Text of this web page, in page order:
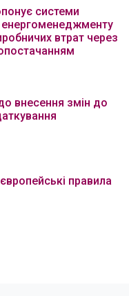
системи
енергоменеджменту
втрат через
внесення змін до
правила